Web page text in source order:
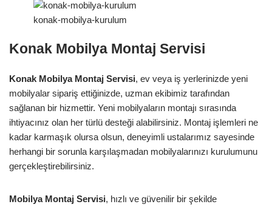
konak-mobilya-kurulum
Konak Mobilya Montaj Servisi
Konak Mobilya Montaj Servisi, ev veya iş yerlerinizde yeni
mobilyalar sipariş ettiğinizde, uzman ekibimiz tarafından
sağlanan bir hizmettir. Yeni mobilyaların montajı sırasında
ihtiyacınız olan her türlü desteği alabilirsiniz. Montaj işlemleri ne
kadar karmaşık olursa olsun, deneyimli ustalarımız sayesinde
herhangi bir sorunla karşılaşmadan mobilyalarınızı kurulumunu
gerçekleştirebilirsiniz.
Mobilya Montaj Servisi, hızlı ve güvenilir bir şekilde